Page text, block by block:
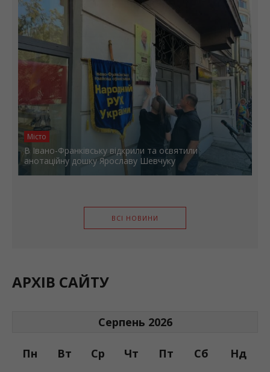
Місто
В Івано-Франківську відкрили та освятили
анотаційну дошку Ярославу Шевчуку
ВСІ НОВИНИ
АРХІВ САЙТУ
Серпень 2026
Пн Вт Ср Чт Пт Сб Нд